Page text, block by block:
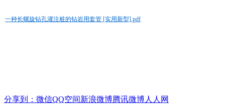
一种长螺旋钻孔灌注桩的钻岩用套管 [实用新型].pdf
分享到： 微信QQ空间新浪微博腾讯微博人人网